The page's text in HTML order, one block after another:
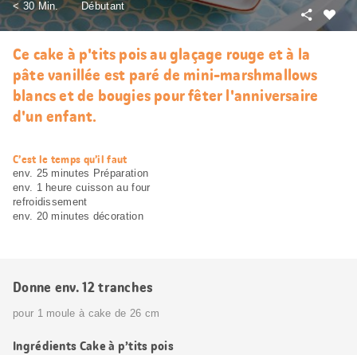
< 30 Min.
Débutant
Partager
Ce cake à p'tits pois au glaçage rouge et à la
pâte vanillée est paré de mini-marshmallows
blancs et de bougies pour fêter l'anniversaire
d'un enfant.
web.recipe.accessibilityTitle
C’est le temps qu’il faut
env. 25 minutes Préparation
env. 1 heure cuisson au four
refroidissement
env. 20 minutes décoration
Donne env. 12 tranches
pour 1 moule à cake de 26 cm
Ingrédients Cake à p’tits pois